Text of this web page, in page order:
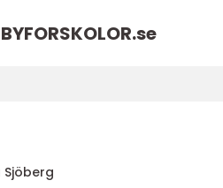
se
Sjöberg